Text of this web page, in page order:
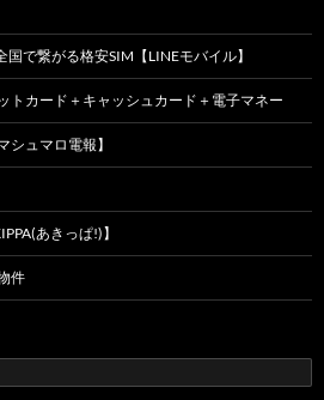
で繋がる格安SIM【LINEモバイル】
トカード＋キャッシュカード＋電子マネー
シュマロ電報】
あきっぱ!)】
件